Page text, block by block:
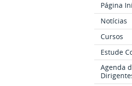
Página
Notícias
Cursos
Estude
Agenda